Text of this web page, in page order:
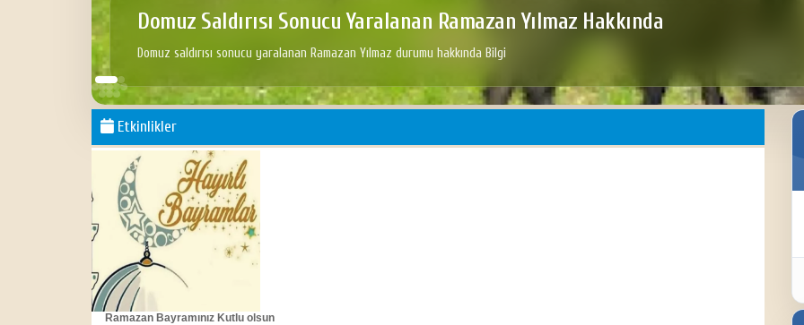
Saldırısı Sonucu Yaralanan Ramazan Yılmaz Hakkında
saldırısı sonucu yaralanan Ramazan Yılmaz durumu hakkında Bilgi
Bulkazdağı Karakeçili Yörük Türkmen derneğinin düzenlediği
Yörük şenliği
Etkinlikler
Ramazan Bayramınız Kutlu olsun